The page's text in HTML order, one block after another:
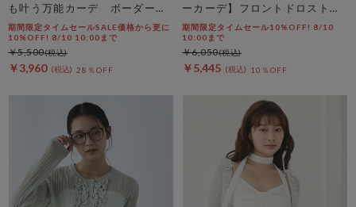
も叶う万能カーデ ボーダーア
ソートハーフスリーブケーブル
ニットカーディガン
期間限定タイムセールSALE価格から更に
10%OFF! 8/10 10:00まで
￥3,960 28％OFF
￥5,500
ーカーデ】フロントドロストシ
アーニットカーディガン
期間限定タイムセール10%OFF! 8/10
10:00まで
￥5,445 10％OFF
￥6,050